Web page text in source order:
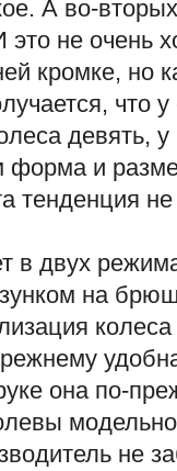
А во-
не очень
кромке, но
что
девять,
форма и
тенденция не
в двух
на
она по-
не